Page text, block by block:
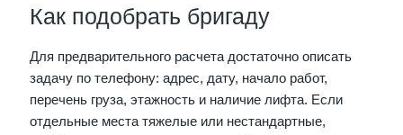
Как подобрать бригаду
Для предварительного расчета достаточно описать
задачу по телефону: адрес, дату, начало работ,
перечень груза, этажность и наличие лифта. Если
отдельные места тяжелые или нестандартные,